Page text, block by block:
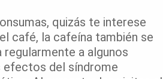
quizás te interese
café, la cafeína también se
regularmente a algunos
efectos del síndrome